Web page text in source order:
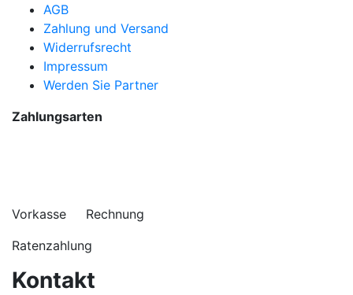
AGB
Zahlung und Versand
Widerrufsrecht
Impressum
Werden Sie Partner
Zahlungsarten
Vorkasse Rechnung
Ratenzahlung
Kontakt